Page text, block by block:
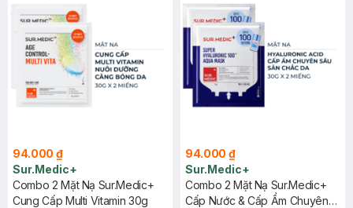
94.000 ₫
Sur.Medic+
Combo 2 Mặt Nạ Sur.Medic+
Cung Cấp Multi Vitamin 30g
94.000 ₫
Sur.Medic+
Combo 2 Mặt Nạ Sur.Medic+
Cấp Nước & Cấp Ẩm Chuyên